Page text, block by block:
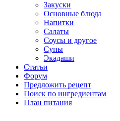
Закуски
Основные блюда
Напитки
Салаты
Соусы и другое
Супы
Экадаши
Статьи
Форум
Предложить рецепт
Поиск по ингредиентам
План питания